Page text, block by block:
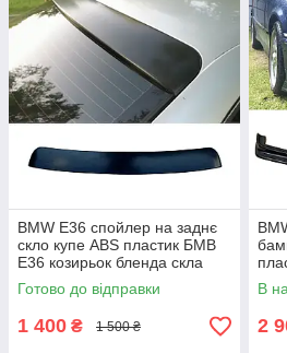
BMW E36 спойлер на заднє
скло купе ABS пластик БМВ
Е36 козирьок бленда скла
Готово до відправки
1 400 ₴ 1 500 ₴
ГТ
В
2